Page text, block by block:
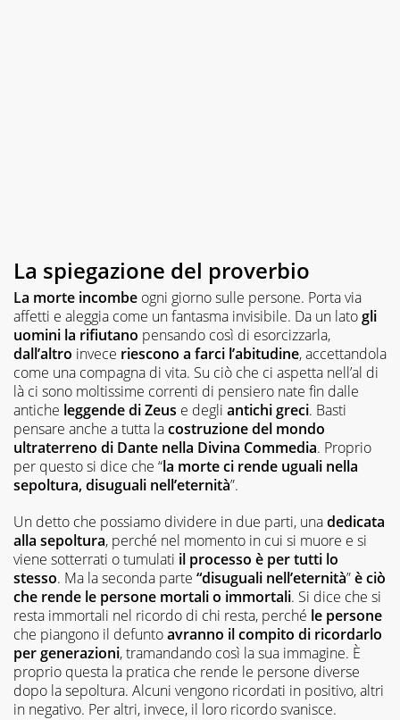
La spiegazione del proverbio
La morte incombe ogni giorno sulle persone. Porta via
affetti e aleggia come un fantasma invisibile. Da un latogli
uomini la rifiutano pensando così di esorcizzarla,
dall’altro invece riescono a farci l’abitudine, accettandola
come una compagna di vita. Su ciò che ci aspetta nell’al di
là ci sono moltissime correnti di pensiero nate fin dalle
antiche leggende di Zeus e degli antichi greci. Basti
pensare anche a tutta lacostruzione del mondo
ultraterreno di Dante nella Divina Commedia. Proprio
per questo si dice che “la morte ci rende uguali nella
sepoltura, disuguali nell’eternità”.
Un detto che possiamo dividere in due parti, unadedicata
alla sepoltura, perché nel momento in cui si muore e si
viene sotterrati o tumulati il processo è per tutti lo
stesso. Ma la seconda parte “disuguali nell’eternità”è ciò
che rende le persone mortali o immortali. Si dice che si
resta immortali nel ricordo di chi resta, perché le persone
che piangono il defuntoavranno il compito di ricordarlo
per generazioni, tramandando così la sua immagine. È
proprio questa la pratica che rende le persone diverse
dopo la sepoltura. Alcuni vengono ricordati in positivo, altri
in negativo. Per altri, invece, il loro ricordo svanisce.